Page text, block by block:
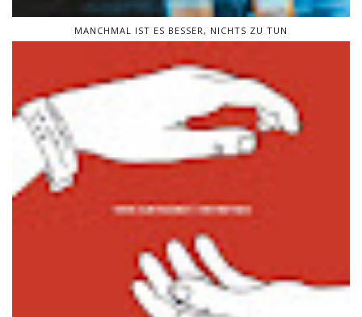
MANCHMAL IST ES BESSER, NICHTS ZU TUN